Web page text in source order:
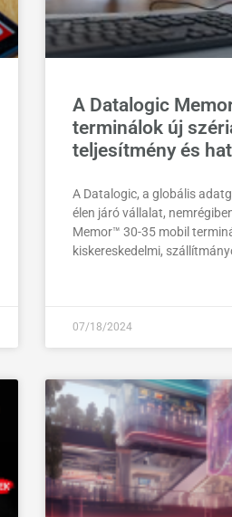
A Datalogic
terminálok új
teljesítmény és
A Datalogic, a globális
élen járó vállalat,
Memor™ 30-35 mobil
kiskereskedelmi,
07/18/2024